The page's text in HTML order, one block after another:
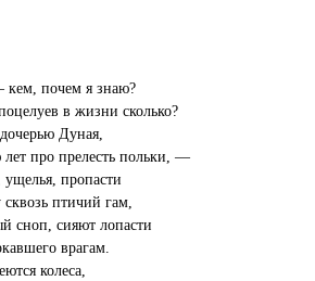
почем я знаю?
в жизни сколько?
Дуная,
про прелесть польки, —
ущелья, пропасти
птичий гам,
сноп, сияют лопасти
врагам.
колеса,